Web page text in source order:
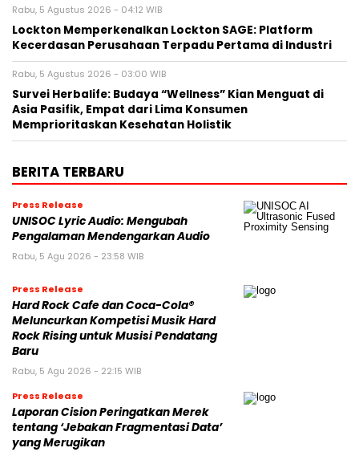
Rabu, 5 Agustus 2026 - 04:12 WIB
Lockton Memperkenalkan Lockton SAGE: Platform
Kecerdasan Perusahaan Terpadu Pertama di Industri
Rabu, 5 Agustus 2026 - 03:00 WIB
Survei Herbalife: Budaya “Wellness” Kian Menguat di
Asia Pasifik, Empat dari Lima Konsumen
Memprioritaskan Kesehatan Holistik
BERITA TERBARU
Press Release
UNISOC Lyric Audio: Mengubah
Pengalaman Mendengarkan Audio
Rabu, 5 Agu 2026 - 23:58 WIB
Press Release
Hard Rock Cafe dan Coca-Cola®
Meluncurkan Kompetisi Musik Hard
Rock Rising untuk Musisi Pendatang
Baru
Rabu, 5 Agu 2026 - 22:15 WIB
Press Release
Laporan Cision Peringatkan Merek
tentang ‘Jebakan Fragmentasi Data’
yang Merugikan